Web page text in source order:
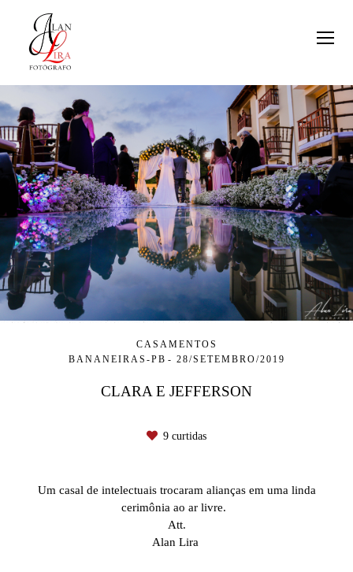
CASAMENTOS
BANANEIRAS-PB
28/SETEMBRO/2019
CLARA E JEFFERSON
9 curtidas
Um casal de intelectuais trocaram alianças em uma linda
cerimônia ao ar livre.
Att.
Alan Lira